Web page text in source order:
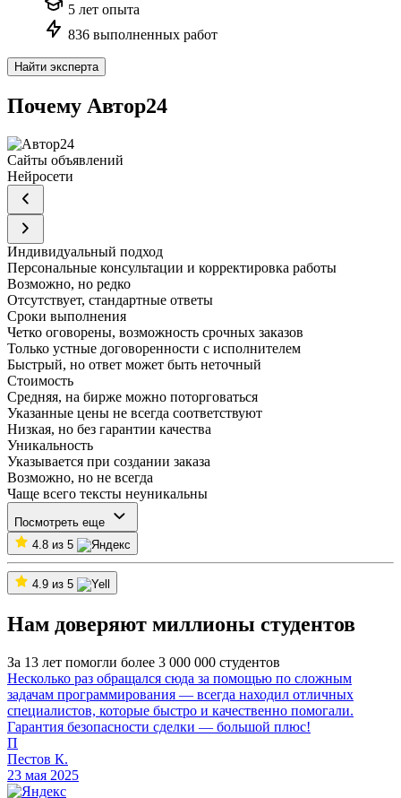
5 лет опыта
836 выполненных работ
Найти эксперта
Почему Автор24
Сайты объявлений
Нейросети
Индивидуальный подход
Персональные консультации и корректировка работы
Возможно, но редко
Отсутствует, стандартные ответы
Сроки выполнения
Четко оговорены, возможность срочных заказов
Только устные договоренности с исполнителем
Быстрый, но ответ может быть неточный
Стоимость
Средняя, на бирже можно поторговаться
Указанные цены не всегда соответствуют
Низкая, но без гарантии качества
Уникальность
Указывается при создании заказа
Возможно, но не всегда
Чаще всего тексты неуникальны
Посмотреть еще
4.8 из 5
4.9 из 5
Нам доверяют миллионы студентов
За 13 лет помогли более 3 000 000 студентов
Несколько раз обращался сюда за помощью по сложным
задачам программирования — всегда находил отличных
специалистов, которые быстро и качественно помогали.
Гарантия безопасности сделки — большой плюс!
П
Пестов К.
23 мая 2025